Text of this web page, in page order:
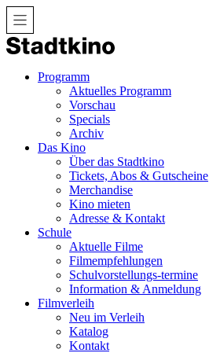
Zum
Inhalt
Programm
Aktuelles Programm
Vorschau
Specials
Archiv
Das Kino
Über das Stadtkino
Tickets, Abos & Gutscheine
Merchandise
Kino mieten
Adresse & Kontakt
Schule
Aktuelle Filme
Filmempfehlungen
Schulvorstellungs-termine
Information & Anmeldung
Filmverleih
Neu im Verleih
Katalog
Kontakt